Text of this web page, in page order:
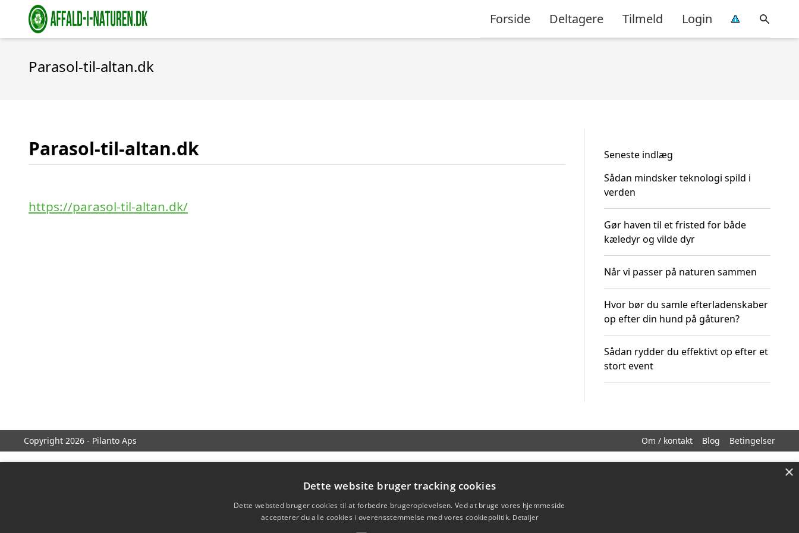
Forside Deltagere Tilmeld Login
Parasol-til-altan.dk
Parasol-til-altan.dk
https://parasol-til-altan.dk/
Seneste indlæg
Sådan mindsker teknologi spild i
verden
Gør haven til et fristed for både
kæledyr og vilde dyr
Når vi passer på naturen sammen
Hvor bør du samle efterladenskaber
op efter din hund på gåturen?
Sådan rydder du effektivt op efter et
stort event
Copyright 2026 - Pilanto Aps Om / kontakt Blog Betingelser
×
Dette website bruger tracking cookies
Dette websted bruger cookies til at forbedre brugeroplevelsen. Ved at bruge vores hjemmeside
accepterer du alle cookies i overensstemmelse med vores cookiepolitik. Detaljer